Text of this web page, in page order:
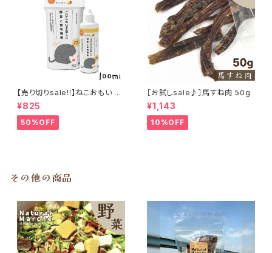
【売り切りsale!!】ねこおもい 猫
ご飯の吐き戻しに 酵素と食物繊
維 100ml
¥825
50%OFF
［お試しsale♪］馬すね肉 50g
¥1,143
10%OFF
その他の商品